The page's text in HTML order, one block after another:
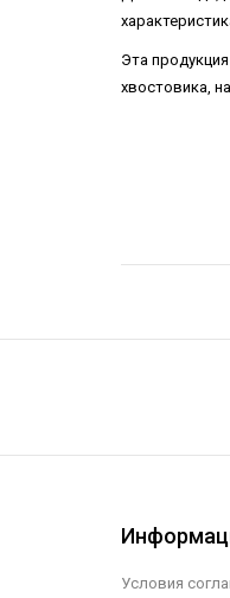
Эта
хвостовика,
Условия